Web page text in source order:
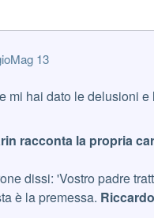
Mag 13
mi hai dato le delusioni
racconta la propria
dissi: 'Vostro padre
è la premessa.